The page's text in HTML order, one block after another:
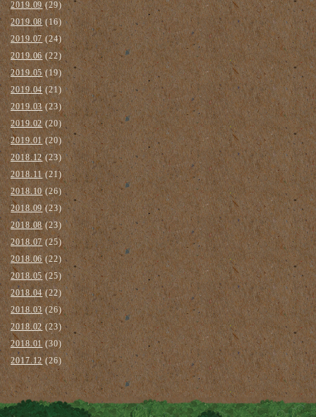
2019.09 (29)
2019.08(16)
2019.07(24)
2019.06(22)
2019.05 (19)
2019.04(21)
2019.03 (23)
2019.02 (20)
2019.01(20)
2018.12(23)
2018.11 (21)
2018.10(26)
2018.09(23)
2018.08(23)
2018.07 (25)
2018.06(22)
2018.05(25)
2018.04(22)
2018.03 (26)
2018.02(23)
2018.01(30)
2017.12(26)